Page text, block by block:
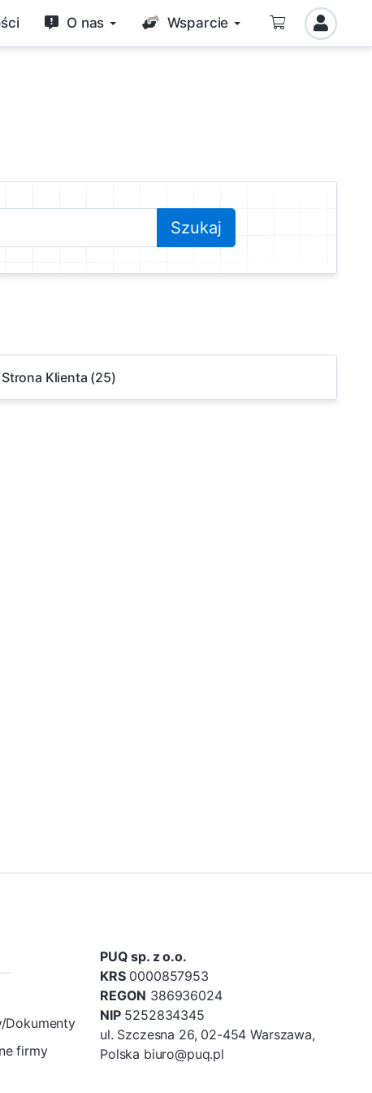
O nas Wsparcie
Strona Klienta (25)
Dokumenty
firmy
PUQ sp. z o.o.
KRS0000857953
REGON 386936024
NIP5252834345
ul. Szczesna 26, 02-454 Warszawa,
Polska biuro@puq.pl